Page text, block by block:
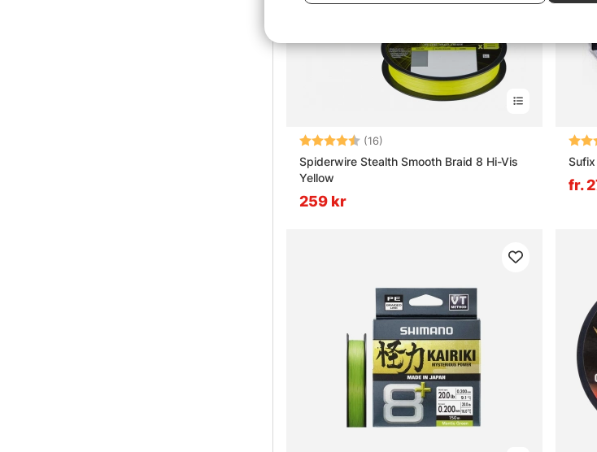
Betyg: (16)
Spiderwire Stealth Smooth Braid 8 Hi-Vis
Yellow
259 kr
fr.